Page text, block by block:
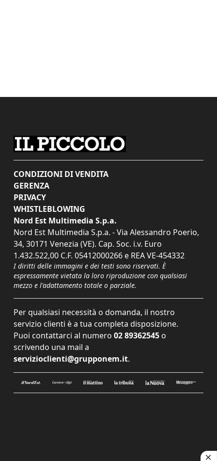
CONDIZIONI DI VENDITA
GERENZA
PRIVACY
WHISTLEBLOWING
Nord Est Multimedia S.p.a.
Nord Est Multimedia S.p.a. - Via Alessandro Poerio,
34, 30171 Venezia (VE). Cap. Soc. i.v. Euro
1.432.522,00 C.F. 05412000266 e REA VE-454332
I diritti delle immagini e dei testi sono riservati. È
espressamente vietata la loro riproduzione con qualsiasi
mezzo e l'adattamento totale o parziale.
Per qualsiasi necessità o domanda, il nostro
servizio clienti è a tua completa disposizione.
Puoi contattarci al numero 02 89362545 o
scrivendo una mail a
servizioclienti@grupponem.it.